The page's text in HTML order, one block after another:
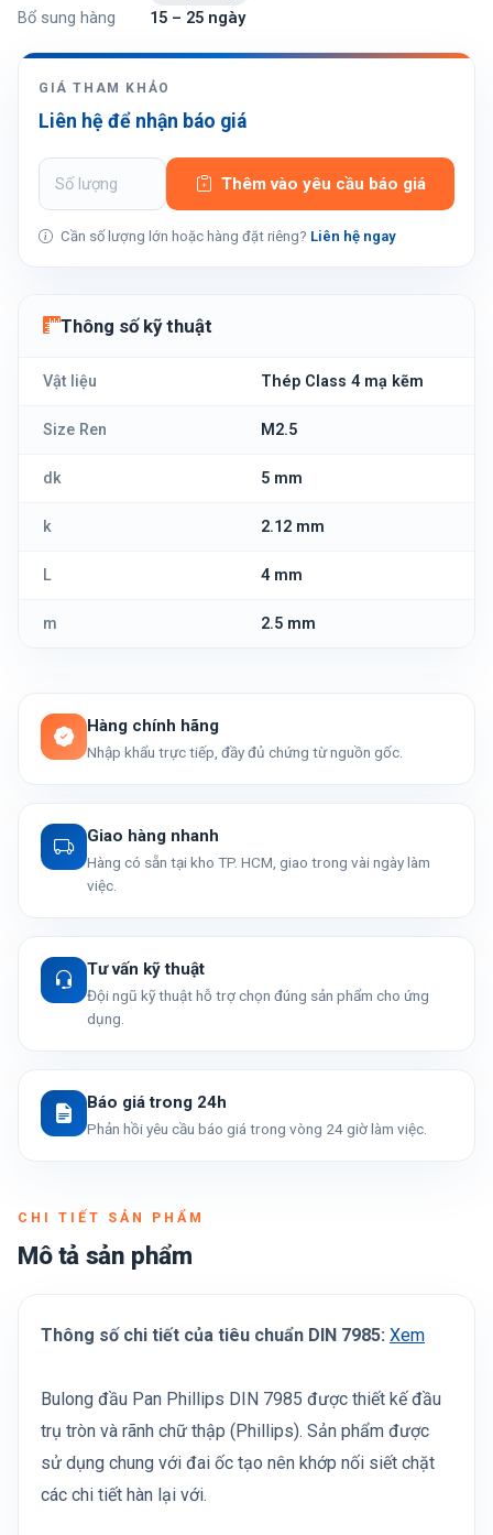
Bổ sung hàng 15 – 25 ngày
GIÁ THAM KHẢO
Liên hệ để nhận báo giá
Thêm vào yêu cầu báo giá
Cần số lượng lớn hoặc hàng đặt riêng? Liên hệ ngay
Thông số kỹ thuật
Vật liệu Thép Class 4 mạ kẽm
Size Ren M2.5
dk 5 mm
k 2.12 mm
L 4 mm
m 2.5 mm
Hàng chính hãng
Nhập khẩu trực tiếp, đầy đủ chứng từ nguồn gốc.
Giao hàng nhanh
Hàng có sẵn tại kho TP. HCM, giao trong vài ngày làm
việc.
Tư vấn kỹ thuật
Đội ngũ kỹ thuật hỗ trợ chọn đúng sản phẩm cho ứng
dụng.
Báo giá trong 24h
Phản hồi yêu cầu báo giá trong vòng 24 giờ làm việc.
CHI TIẾT SẢN PHẨM
Mô tả sản phẩm
Thông số chi tiết của tiêu chuẩn DIN 7985: Xem
Bulong đầu Pan Phillips DIN 7985 được thiết kế đầu
trụ tròn và rãnh chữ thập (Phillips). Sản phẩm được
sử dụng chung với đai ốc tạo nên khớp nối siết chặt
các chi tiết hàn lại với.